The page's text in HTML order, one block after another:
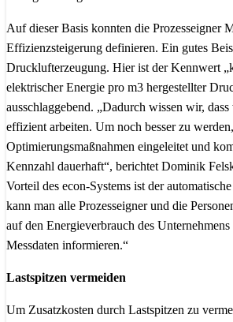
Auf dieser Basis konnten die Prozesseigner
Effizienzsteigerung definieren. Ein gutes
Drucklufterzeugung. Hier ist der Kennwert
elektrischer Energie pro m3 hergestellter
ausschlaggebend. „Dadurch wissen wir,
effizient arbeiten. Um noch besser zu
Optimierungsmaßnahmen eingeleitet und
Kennzahl dauerhaft“, berichtet Dominik
Vorteil des econ-Systems ist der
kann man alle Prozesseigner und die
auf den Energieverbrauch des
Messdaten informieren.“
Lastspitzen vermeiden
Um Zusatzkosten durch Lastspitzen zu